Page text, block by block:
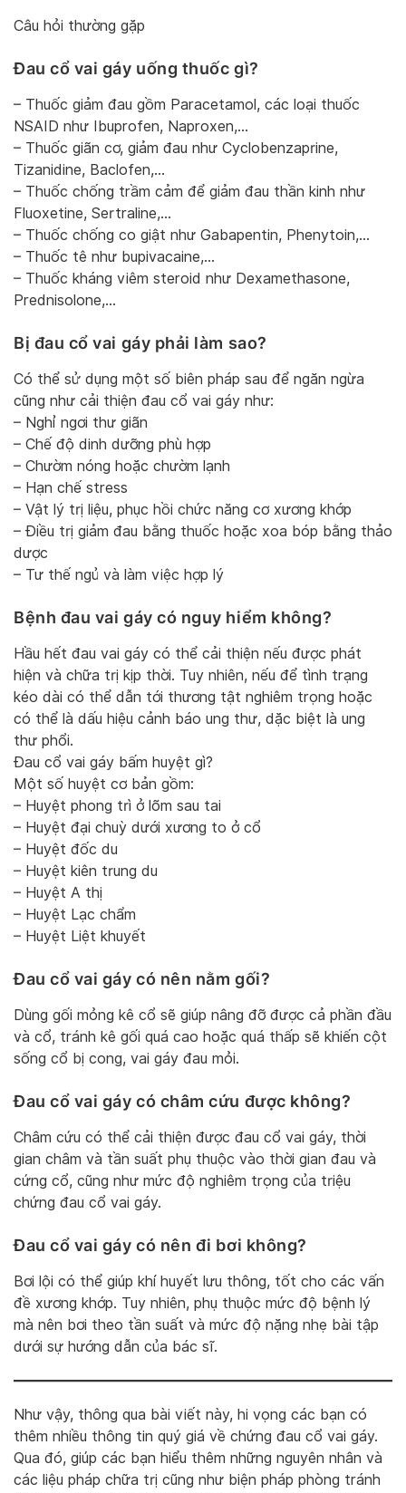
Câu hỏi thường gặp
Đau cổ vai gáy uống thuốc gì?
– Thuốc giảm đau gồm Paracetamol, các loại thuốc
NSAID như Ibuprofen, Naproxen,…
– Thuốc giãn cơ, giảm đau như Cyclobenzaprine,
Tizanidine, Baclofen,…
– Thuốc chống trầm cảm để giảm đau thần kinh như
Fluoxetine, Sertraline,…
– Thuốc chống co giật như Gabapentin, Phenytoin,…
– Thuốc tê như bupivacaine,…
– Thuốc kháng viêm steroid như Dexamethasone,
Prednisolone,…
Bị đau cổ vai gáy phải làm sao?
Có thể sử dụng một số biên pháp sau để ngăn ngừa
cũng như cải thiện đau cổ vai gáy như:
– Nghỉ ngơi thư giãn
– Chế độ dinh dưỡng phù hợp
– Chườm nóng hoặc chườm lạnh
– Hạn chế stress
– Vật lý trị liệu, phục hồi chức năng cơ xương khớp
– Điều trị giảm đau bằng thuốc hoặc xoa bóp bằng thảo
dược
– Tư thế ngủ và làm việc hợp lý
Bệnh đau vai gáy có nguy hiểm không?
Hầu hết đau vai gáy có thể cải thiện nếu được phát
hiện và chữa trị kịp thời. Tuy nhiên, nếu để tình trạng
kéo dài có thể dẫn tới thương tật nghiêm trọng hoặc
có thể là dấu hiệu cảnh báo ung thư, dặc biệt là ung
thư phổi.
Đau cổ vai gáy bấm huyệt gì?
Một số huyệt cơ bản gồm:
– Huyệt phong trì ở lõm sau tai
– Huyệt đại chuỳ dưới xương to ở cổ
– Huyệt đốc du
– Huyệt kiên trung du
– Huyệt A thị
– Huyệt Lạc chẩm
– Huyệt Liệt khuyết
Đau cổ vai gáy có nên nằm gối?
Dùng gối mỏng kê cổ sẽ giúp nâng đỡ được cả phần đầu
và cổ, tránh kê gối quá cao hoặc quá thấp sẽ khiến cột
sống cổ bị cong, vai gáy đau mỏi.
Đau cổ vai gáy có châm cứu được không?
Châm cứu có thể cải thiện được đau cổ vai gáy, thời
gian châm và tần suất phụ thuộc vào thời gian đau và
cứng cổ, cũng như mức độ nghiêm trọng của triệu
chứng đau cổ vai gáy.
Đau cổ vai gáy có nên đi bơi không?
Bơi lội có thể giúp khí huyết lưu thông, tốt cho các vấn
đề xương khớp. Tuy nhiên, phụ thuộc mức độ bệnh lý
mà nên bơi theo tần suất và mức độ nặng nhẹ bài tập
dưới sự hướng dẫn của bác sĩ.
Như vậy, thông qua bài viết này, hi vọng các bạn có
thêm nhiều thông tin quý giá về chứng đau cổ vai gáy.
Qua đó, giúp các bạn hiểu thêm những nguyên nhân và
các liệu pháp chữa trị cũng như biện pháp phòng tránh